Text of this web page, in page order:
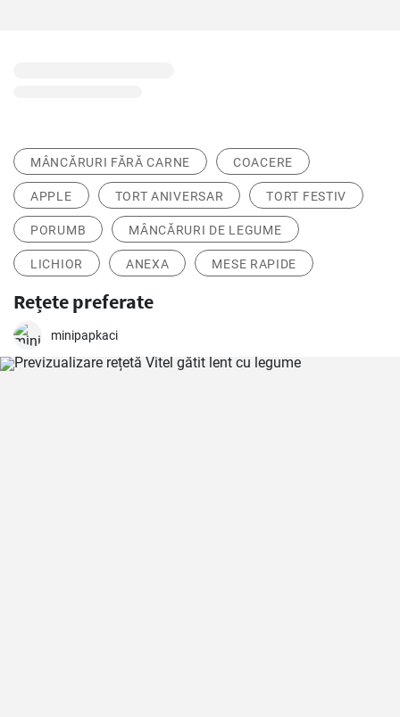
MÂNCĂRURI FĂRĂ CARNE COACERE
APPLE TORT ANIVERSAR TORT FESTIV
PORUMB MÂNCĂRURI DE LEGUME
LICHIOR ANEXA MESE RAPIDE
Rețete preferate
minipapkaci